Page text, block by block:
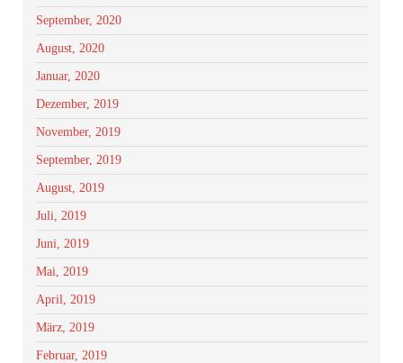
September, 2020
August, 2020
Januar, 2020
Dezember, 2019
November, 2019
September, 2019
August, 2019
Juli, 2019
Juni, 2019
Mai, 2019
April, 2019
März, 2019
Februar, 2019